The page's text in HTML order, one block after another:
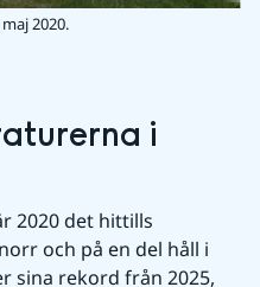
2020.
i
2020 det hittills
och på en del håll i
sina rekord från 2025,